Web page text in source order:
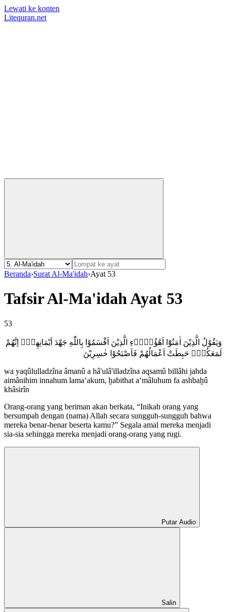
Lewati ke konten
Litequran.net
Beranda›Surat Al-Ma'idah›Ayat 53
Tafsir Al-Ma'idah Ayat 53
53
وَيَقُوْلُ الَّذِيْنَ اٰمَنُوْٓا اَهٰٓؤُلَاۤءِ الَّذِيْنَ اَقْسَمُوْا بِاللّٰهِ جَهْدَ اَيْمَانِهِمْۙ اِنَّهُمْ
لَمَعَكُمْۗ حَبِطَتْ اَعْمَالُهُمْ فَاَصْبَحُوْا خٰسِرِيْنَ
wa yaqûlulladzîna âmanû a hâ'ulâ'illadzîna aqsamû billâhi jahda
aimânihim innahum lama‘akum, ḫabithat a‘mâluhum fa ashbaḫû
khâsirîn
Orang-orang yang beriman akan berkata, “Inikah orang yang
bersumpah dengan (nama) Allah secara sungguh-sungguh bahwa
mereka benar-benar beserta kamu?” Segala amal mereka menjadi
sia-sia sehingga mereka menjadi orang-orang yang rugi.
Putar Audio
Salin